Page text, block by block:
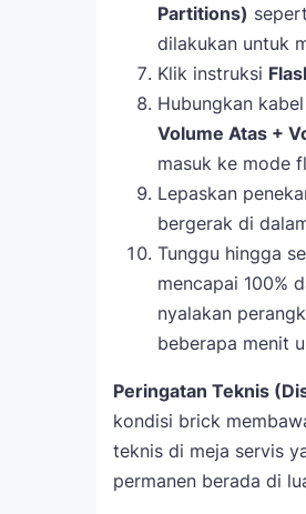
Partitions)
dilakukan untuk
Klik instruksi
Hubungkan
Volume Atas +
masuk ke mode
Lepaskan
bergerak di
Tunggu hingga
mencapai 100%
nyalakan
beberapa menit
Peringatan Teknis
kondisi brick
teknis di meja servis
permanen berada di